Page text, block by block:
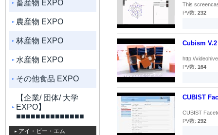
畜産物 EXPO
農産物 EXPO
林産物 EXPO
水産物 EXPO
その他食品 EXPO
【企業/ 団体/ 大学
EXPO】
■■■■■■■■■■■■■■
アイ・ビー・エム
This
PV数: 232
Cubism
http://
PV数: 164
CUBIST
CUBIST
PV数: 292